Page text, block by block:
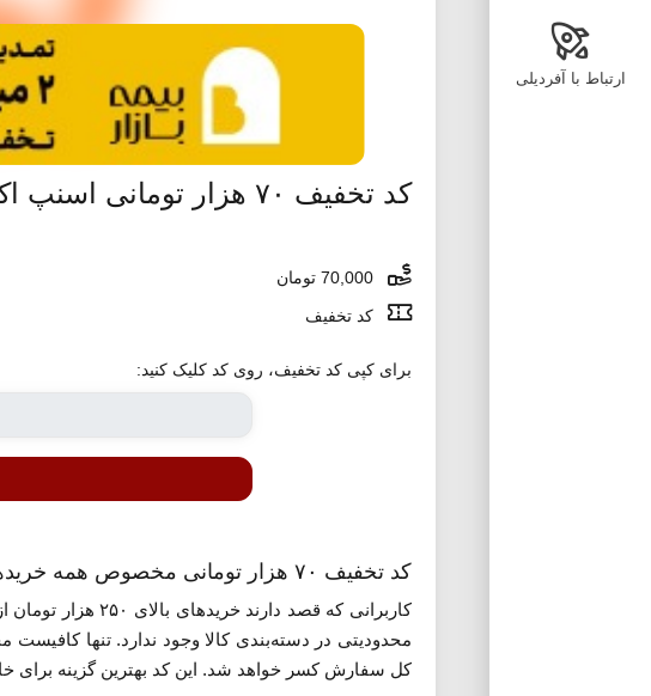
ارتباط با آفردیلی
کد تخفیف ۷۰ هزار تومانی اسنپ اکسپرس
کد تخفیف
برای کپی کد تخفیف، روی کد کلیک کنید:
کد تخفیف ۷۰ هزار تومانی مخصوص همه خریدهای
محدودیتی در دسته‌بندی کالا وجود ندارد. تنها کافیست
کل سفارش کسر خواهد شد. این کد بهترین گزینه برای